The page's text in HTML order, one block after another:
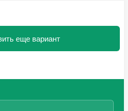
+ Добавить еще вариант